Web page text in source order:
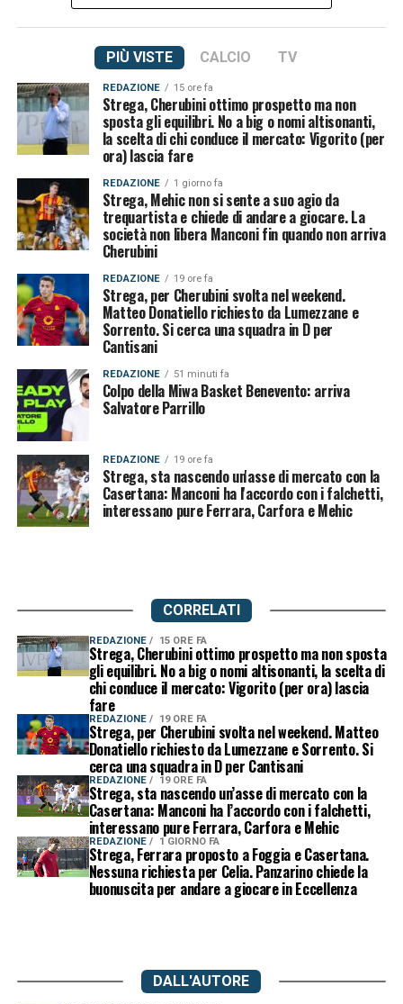
PIÙ VISTE CALCIO TV
REDAZIONE 15 ore fa
Strega, Cherubini ottimo prospetto ma non
sposta gli equilibri. No a big o nomi altisonanti,
la scelta di chi conduce il mercato: Vigorito (per
ora) lascia fare
REDAZIONE 1 giorno fa
Strega, Mehic non si sente a suo agio da
trequartista e chiede di andare a giocare. La
società non libera Manconi fin quando non arriva
Cherubini
REDAZIONE 19 ore fa
Strega, per Cherubini svolta nel weekend.
Matteo Donatiello richiesto da Lumezzane e
Sorrento. Si cerca una squadra in D per
Cantisani
REDAZIONE 51 minuti fa
Colpo della Miwa Basket Benevento: arriva
Salvatore Parrillo
REDAZIONE 19 ore fa
Strega, sta nascendo un'asse di mercato con la
Casertana: Manconi ha l'accordo con i falchetti,
interessano pure Ferrara, Carfora e Mehic
CORRELATI
REDAZIONE 15 ORE FA
Strega, Cherubini ottimo prospetto ma non sposta
gli equilibri. No a big o nomi altisonanti, la scelta di
chi conduce il mercato: Vigorito (per ora) lascia
fare
REDAZIONE 19 ORE FA
Strega, per Cherubini svolta nel weekend. Matteo
Donatiello richiesto da Lumezzane e Sorrento. Si
cerca una squadra in D per Cantisani
REDAZIONE 19 ORE FA
Strega, sta nascendo un’asse di mercato con la
Casertana: Manconi ha l’accordo con i falchetti,
interessano pure Ferrara, Carfora e Mehic
REDAZIONE 1 GIORNO FA
Strega, Ferrara proposto a Foggia e Casertana.
Nessuna richiesta per Celia. Panzarino chiede la
buonuscita per andare a giocare in Eccellenza
DALL'AUTORE